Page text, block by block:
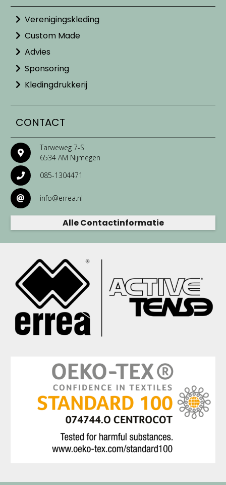
Verenigingskleding
Custom Made
Advies
Sponsoring
Kledingdrukkerij
CONTACT
Tarweweg 7-S
6534 AM Nijmegen
085-1304471
info@errea.nl
Alle Contactinformatie